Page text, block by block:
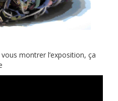
montrer l’exposition, ça